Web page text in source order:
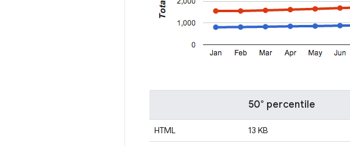
50° percentile
HTML 13 KB